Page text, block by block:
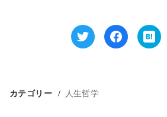
カテゴリー 人生哲学